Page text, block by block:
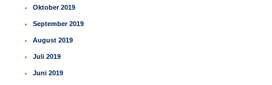
Oktober 2019
September 2019
August 2019
Juli 2019
Juni 2019